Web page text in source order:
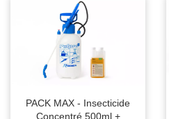
PACK MAX - Insecticide
Concentré 500ml +